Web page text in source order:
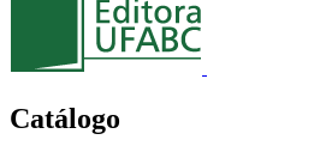
Catálogo